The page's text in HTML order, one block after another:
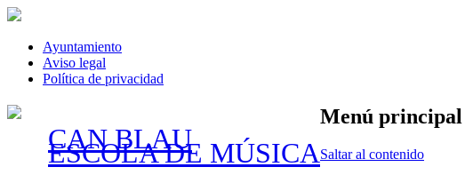
Ayuntamiento
Aviso legal
Política de privacidad
CAN BLAU
ESCOLA DE MÚSICA
Menú principal
Saltar al contenido